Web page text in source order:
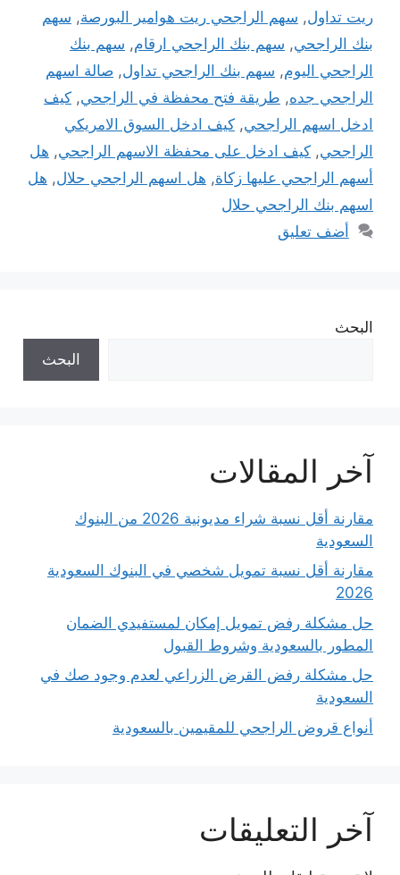
ريت تداول, سهم الراجحي ريت هوامير البورصة, سهم
بنك الراجحي, سهم بنك الراجحي ارقام, سهم بنك
الراجحي اليوم, سهم بنك الراجحي تداول, صالة اسهم
الراجحي جده, طريقة فتح محفظة في الراجحي, كيف
ادخل اسهم الراجحي, كيف ادخل السوق الامريكي
الراجحي, كيف ادخل على محفظة الاسهم الراجحي, هل
أسهم الراجحي عليها زكاة, هل اسهم الراجحي حلال, هل
اسهم بنك الراجحي حلال
أضف تعليق
البحث
البحث
آخر المقالات
مقارنة أقل نسبة شراء مديونية 2026 من البنوك
السعودية
مقارنة أقل نسبة تمويل شخصي في البنوك السعودية
2026
حل مشكلة رفض تمويل إمكان لمستفيدي الضمان
المطور بالسعودية وشروط القبول
حل مشكلة رفض القرض الزراعي لعدم وجود صك في
السعودية
أنواع قروض الراجحي للمقيمين بالسعودية
آخر التعليقات